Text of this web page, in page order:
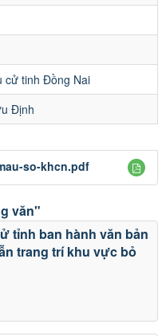
cử tinh Đồng Nai
Định
so-khcn.pdf
văn"
tỉnh ban hành văn bản
trang trí khu vực bỏ